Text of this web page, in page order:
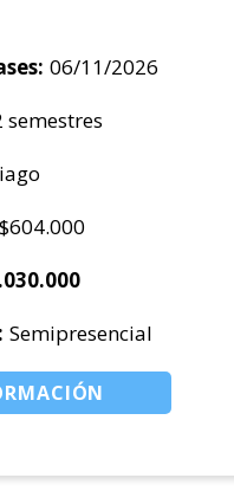
06/11/2026
semestres
$604.000
Semipresencial